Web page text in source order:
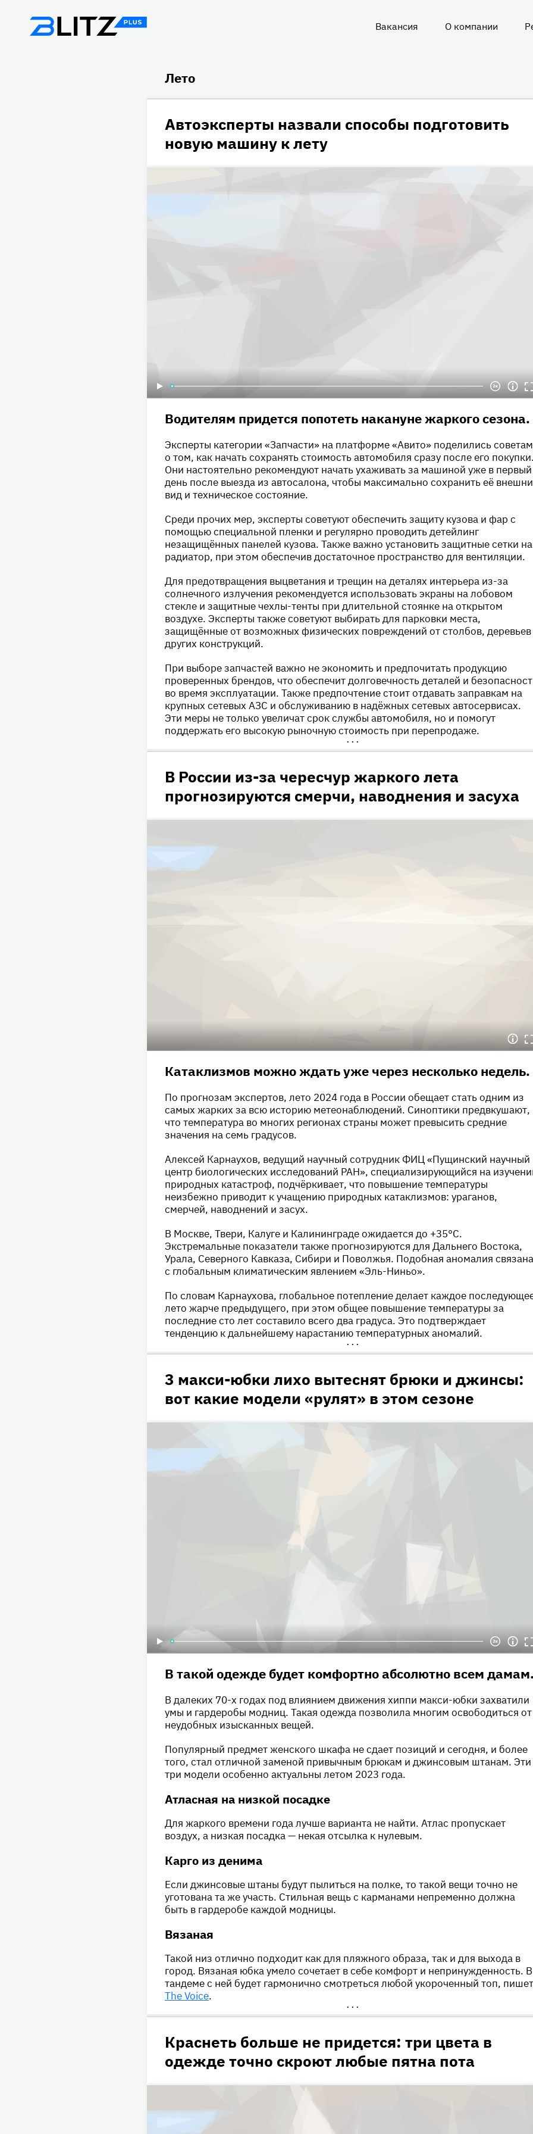
Вакансия О компании
Лето
Автоэксперты назвали способы подготовить
новую машину к лету
Водителям придется попотеть накануне жаркого сезона.
Эксперты категории «Запчасти» на платформе «Авито» поделились
о том, как начать сохранять стоимость автомобиля сразу после его
Они настоятельно рекомендуют начать ухаживать за машиной уже в первый
день после выезда из автосалона, чтобы максимально сохранить её
вид и техническое состояние.
Среди прочих мер, эксперты советуют обеспечить защиту кузова и фар с
помощью специальной пленки и регулярно проводить детейлинг
незащищённых панелей кузова. Также важно установить защитные сетки на
радиатор, при этом обеспечив достаточное пространство для вентиляции.
Для предотвращения выцветания и трещин на деталях интерьера из-за
солнечного излучения рекомендуется использовать экраны на лобовом
стекле и защитные чехлы-тенты при длительной стоянке на открытом
воздухе. Эксперты также советуют выбирать для парковки места,
защищённые от возможных физических повреждений от столбов,
других конструкций.
При выборе запчастей важно не экономить и предпочитать продукцию
проверенных брендов, что обеспечит долговечность деталей и
во время эксплуатации. Также предпочтение стоит отдавать заправкам на
крупных сетевых АЗС и обслуживанию в надёжных сетевых автосервисах.
Эти меры не только увеличат срок службы автомобиля, но и помогут
поддержать его высокую рыночную стоимость при перепродаже.
•••
В России из-за чересчур жаркого лета
прогнозируются смерчи, наводнения и засуха
Катаклизмов можно ждать уже через несколько недель.
По прогнозам экспертов, лето 2024 года в России обещает стать одним из
самых жарких за всю историю метеонаблюдений. Синоптики предвкушают,
что температура во многих регионах страны может превысить средние
значения на семь градусов.
Алексей Карнаухов, ведущий научный сотрудник ФИЦ «Пущинский научный
центр биологических исследований РАН», специализирующийся на
природных катастроф, подчёркивает, что повышение температуры
неизбежно приводит к учащению природных катаклизмов: ураганов,
смерчей, наводнений и засух.
В Москве, Твери, Калуге и Калининграде ожидается до +35°C.
Экстремальные показатели также прогнозируются для Дальнего Востока,
Урала, Северного Кавказа, Сибири и Поволжья. Подобная аномалия связана
с глобальным климатическим явлением «Эль-Ниньо».
По словам Карнаухова, глобальное потепление делает каждое
лето жарче предыдущего, при этом общее повышение температуры за
последние сто лет составило всего два градуса. Это подтверждает
тенденцию к дальнейшему нарастанию температурных аномалий.
•••
3 макси-юбки лихо вытеснят брюки и джинсы:
вот какие модели «рулят» в этом сезоне
В такой одежде будет комфортно абсолютно всем
В далеких 70-х годах под влиянием движения хиппи макси-юбки захватили
умы и гардеробы модниц. Такая одежда позволила многим освободиться от
неудобных изысканных вещей.
Популярный предмет женского шкафа не сдает позиций и сегодня, и более
того, стал отличной заменой привычным брюкам и джинсовым штанам. Эти
три модели особенно актуальны летом 2023 года.
Атласная на низкой посадке
Для жаркого времени года лучше варианта не найти. Атлас пропускает
воздух, а низкая посадка — некая отсылка к нулевым.
Карго из денима
Если джинсовые штаны будут пылиться на полке, то такой вещи точно не
уготована та же участь. Стильная вещь с карманами непременно должна
быть в гардеробе каждой модницы.
Вязаная
Такой низ отлично подходит как для пляжного образа, так и для выхода в
город. Вязаная юбка умело сочетает в себе комфорт и непринужденность. В
тандеме с ней будет гармонично смотреться любой укороченный топ, пишет
The Voice.
•••
Краснеть больше не придется: три цвета в
одежде точно скроют любые пятна пота